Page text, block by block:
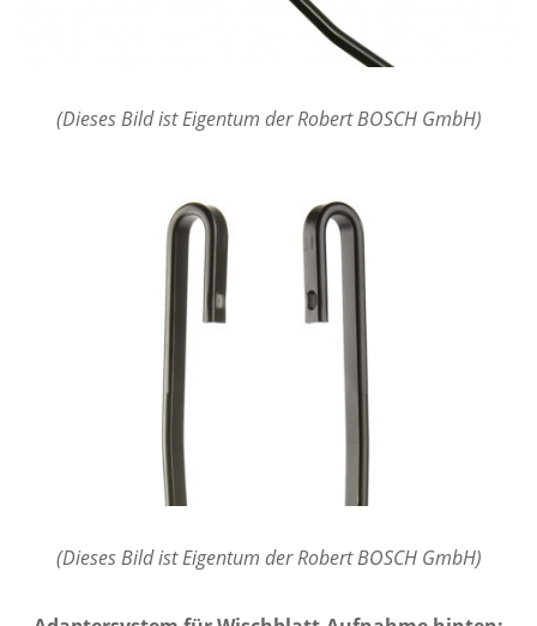
(Dieses Bild ist Eigentum der Robert BOSCH GmbH)
(Dieses Bild ist Eigentum der Robert BOSCH GmbH)